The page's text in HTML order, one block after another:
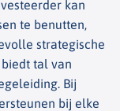
kan
te benutten,
strategische
tal van
Bij
bij elke